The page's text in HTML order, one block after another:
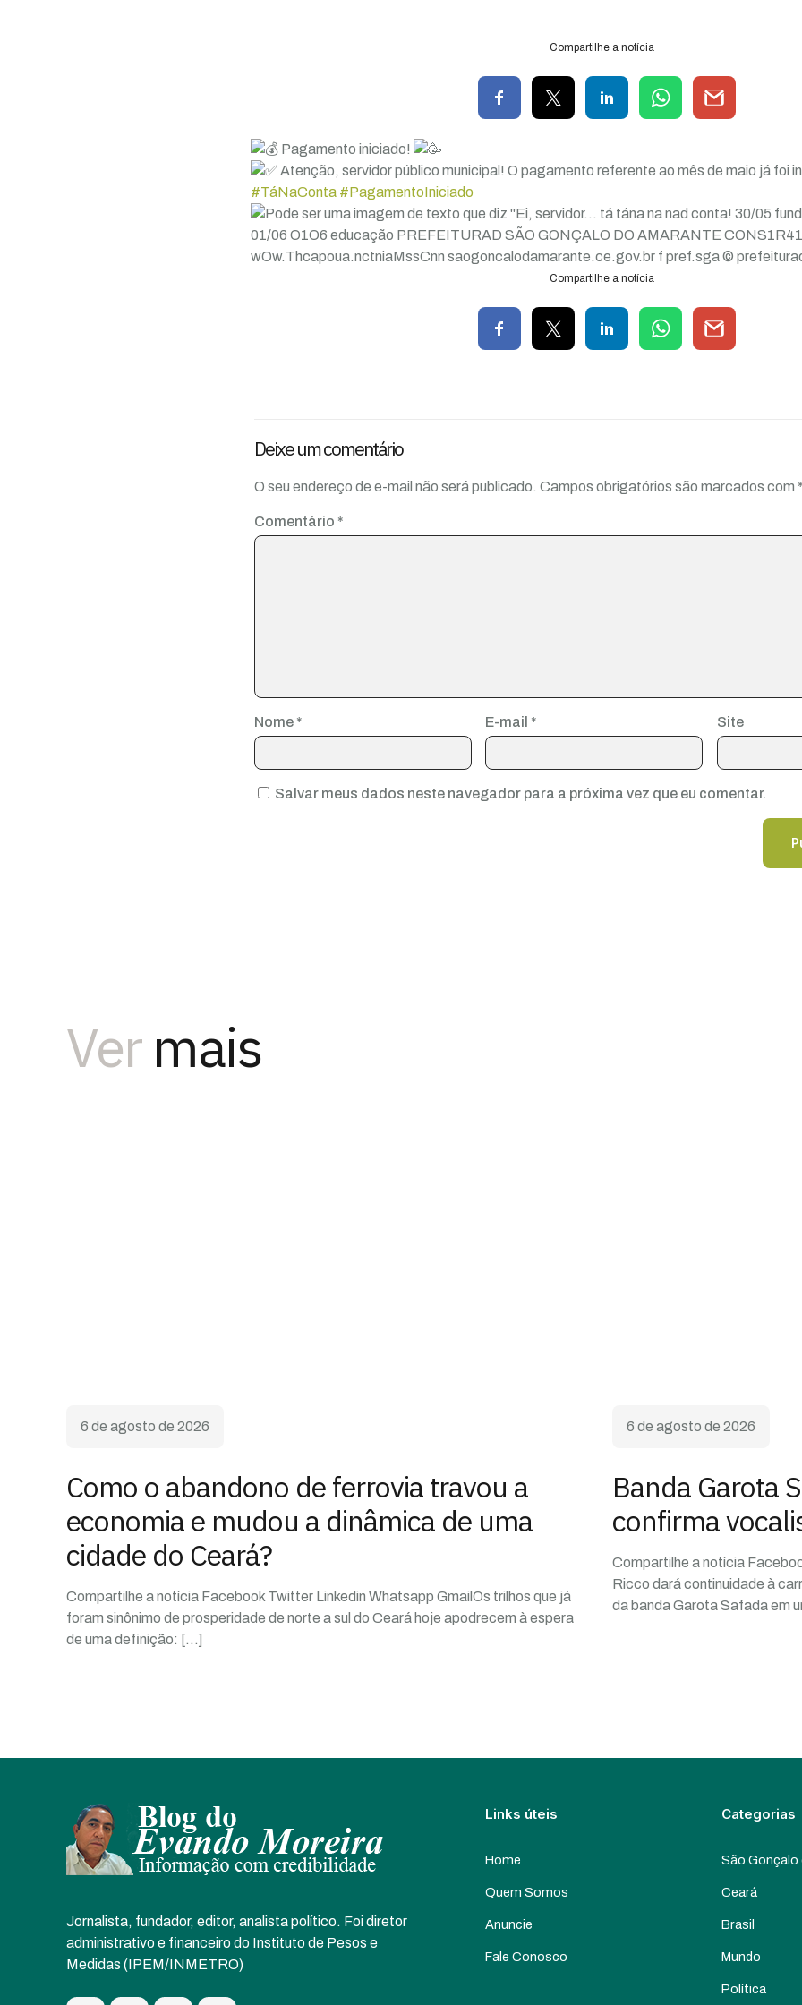
Compartilhe a notícia
Pagamento iniciado!
Atenção, servidor público municipal! O pagamento referente ao mês de maio já foi
#TáNaConta #PagamentoIniciado
Compartilhe a notícia
Deixe um comentário
O seu endereço de e-mail não será publicado. Campos obrigatórios são marcados com
Comentário *
Nome * E-mail * Site
Salvar meus dados neste navegador para a próxima vez que eu comentar.
Ver mais
6 de agosto de 2026
Como o abandono de ferrovia travou a
economia e mudou a dinâmica de uma
cidade do Ceará?
Compartilhe a notícia Facebook Twitter Linkedin Whatsapp GmailOs trilhos que já
foram sinônimo de prosperidade de norte a sul do Ceará hoje apodrecem à espera
de uma definição: […]
6 de agosto de 2026
Banda Garota
confirma
Compartilhe a notícia
Ricco dará continuidade à
da banda Garota Safada em
Jornalista, fundador, editor, analista político. Foi diretor
administrativo e financeiro do Instituto de Pesos e
Medidas (IPEM/INMETRO)
Links úteis
Home
Quem Somos
Anuncie
Fale Conosco
Categorias
São
Ceará
Brasil
Mundo
Política